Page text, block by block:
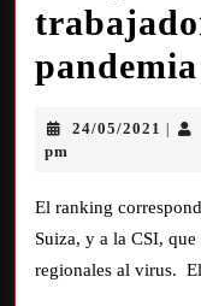
pandemia
24/05/2021
pm
El ranking
Suiza, y a la CSI,
regionales al virus.